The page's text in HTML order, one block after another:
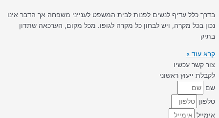
בדרך כלל עדיף לנשים לפנות לבית המשפט לענייני משפחה אך הדבר אינו
נכון בכל מקרה, ויש לבחון כל מקרה לגופו. מכל מקום, הערכאה שתדון
בתיק
קרא עוד »
צור קשר עכשיו
לקבלת ייעוץ ראשוני
שם
טלפון
אימייל